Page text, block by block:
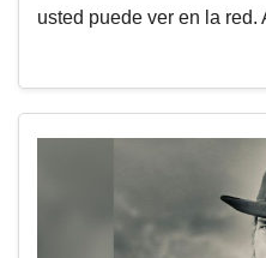
usted puede ver en la